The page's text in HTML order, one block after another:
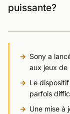
puissante?
Sony a
aux jeux de
Le
parfois
Une mise à